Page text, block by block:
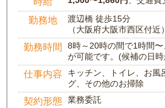
勤務地
渡辺橋 徒歩15分
（大阪府大阪市西区付近）
勤務時間
8時～20時の間で1時間
が可能です。(候補の日
仕事内容
キッチン、トイレ、お風
グ、その他のお掃除
契約形態 業務委託